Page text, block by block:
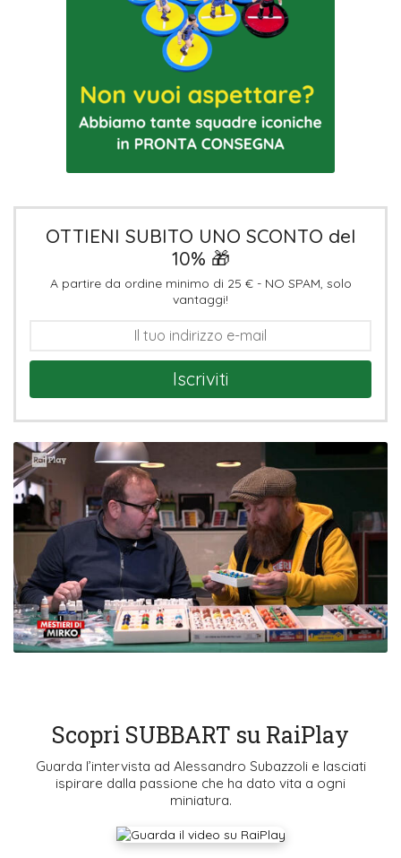
OTTIENI SUBITO UNO SCONTO del
10% 🎁
A partire da ordine minimo di 25 € - NO SPAM, solo
vantaggi!
Iscriviti
Scopri SUBBART su RaiPlay
Guarda l’intervista ad Alessandro Subazzoli e lasciati
ispirare dalla passione che ha dato vita a ogni
miniatura.